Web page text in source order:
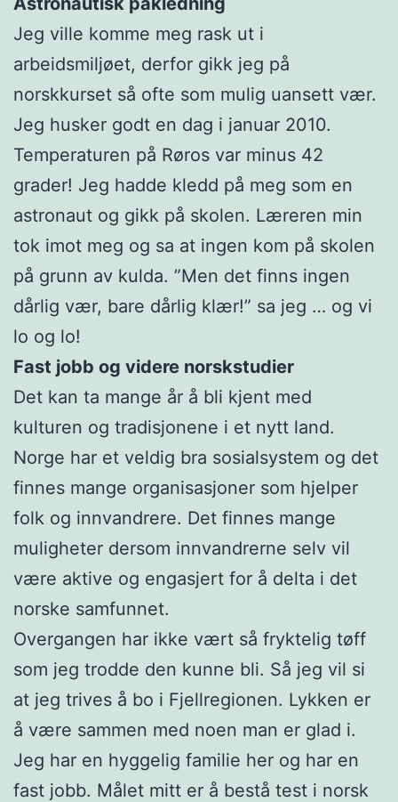
Jeg ville komme meg rask ut i
arbeidsmiljøet, derfor gikk jeg på
norskkurset så ofte som mulig uansett vær.
Jeg husker godt en dag i januar 2010.
Temperaturen på Røros var minus 42
grader! Jeg hadde kledd på meg som en
astronaut og gikk på skolen. Læreren min
tok imot meg og sa at ingen kom på skolen
på grunn av kulda. ”Men det finns ingen
dårlig vær, bare dårlig klær!” sa jeg … og vi
lo og lo!
Fast jobb og videre norskstudier
Det kan ta mange år å bli kjent med
kulturen og tradisjonene i et nytt land.
Norge har et veldig bra sosialsystem og det
finnes mange organisasjoner som hjelper
folk og innvandrere. Det finnes mange
muligheter dersom innvandrerne selv vil
være aktive og engasjert for å delta i det
norske samfunnet.
Overgangen har ikke vært så fryktelig tøff
som jeg trodde den kunne bli. Så jeg vil si
at jeg trives å bo i Fjellregionen. Lykken er
å være sammen med noen man er glad i.
Jeg har en hyggelig familie her og har en
fast jobb. Målet mitt er å bestå test i norsk